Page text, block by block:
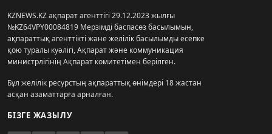
KZNEWS.KZ ақпарат агенттігі 29.12.2023 жылғы
№KZ64VPY00084819 Мерзімді баспасөз басылымын,
ақпараттық агенттікті және желілік басылымды есепке
қою туралы куәлігі, Ақпарат және коммуникация
министрлігінің Ақпарат комитетімен берілген.
Бұл желілік ресурстың ақпараттық өнімдері 18 жастан
асқан азаматтарға арналған.
БІЗГЕ ЖАЗЫЛУ